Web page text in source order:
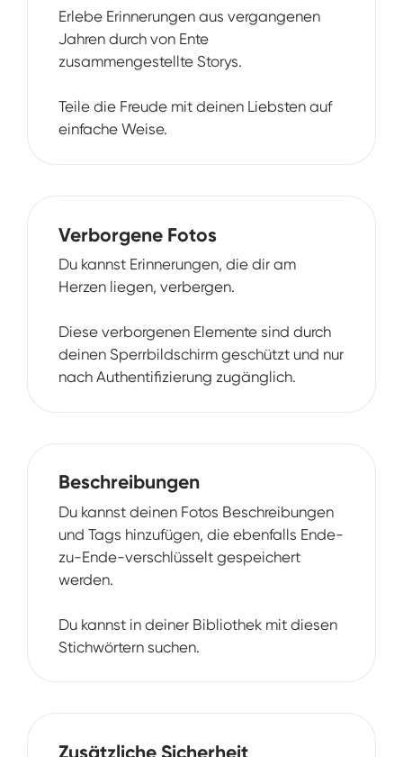
Erlebe Erinnerungen aus vergangenen
Jahren durch von Ente
zusammengestellte Storys.
Teile die Freude mit deinen Liebsten auf
einfache Weise.
Verborgene Fotos
Du kannst Erinnerungen, die dir am
Herzen liegen, verbergen.
Diese verborgenen Elemente sind durch
deinen Sperrbildschirm geschützt und nur
nach Authentifizierung zugänglich.
Beschreibungen
Du kannst deinen Fotos Beschreibungen
und Tags hinzufügen, die ebenfalls Ende-
zu-Ende-verschlüsselt gespeichert
werden.
Du kannst in deiner Bibliothek mit diesen
Stichwörtern suchen.